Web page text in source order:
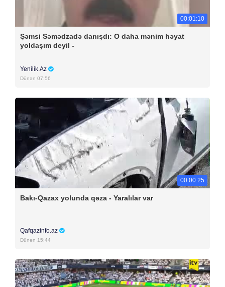
00:01:10
Şəmsi Səmədzadə danışdı: O daha mənim həyat
yoldaşım deyil -
Yenilik.Az
Dünən 07:56
00:00:25
Bakı-Qazax yolunda qəza - Yaralılar var
Qafqazinfo.az
Dünən 15:44